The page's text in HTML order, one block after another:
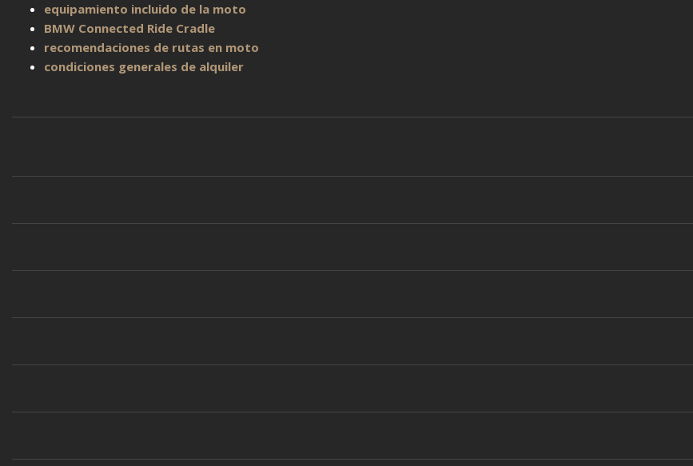
equipamiento incluido de la moto
BMW Connected Ride Cradle
recomendaciones de rutas en moto
condiciones generales de alquiler